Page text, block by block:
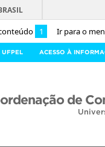
1 Ir para o
UFPEL ACESSO À
de